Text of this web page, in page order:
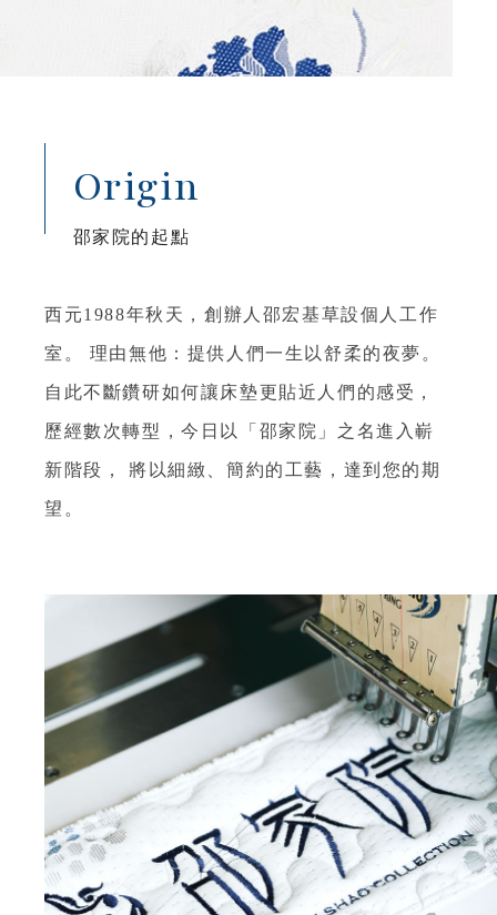
Origin
邵家院的起點
西元1988年秋天，創辦人邵宏基草設個人工作
室 。 理由無他：提供人們一生以舒柔的夜夢。
自此不斷鑽研如何讓床墊更貼近人們的感受 ，
歷經數次轉型，今日以「邵家院」之名進入嶄
新階段 ， 將以細緻、簡約的工藝，達到您的期
望。